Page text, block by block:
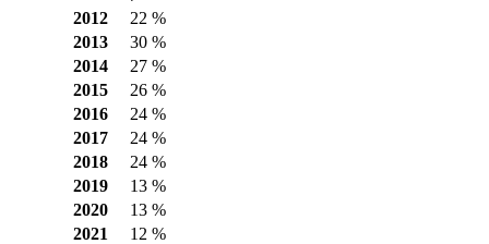
2012
22 %
2013
30 %
2014
27 %
2015
26 %
2016
24 %
2017
24 %
2018
24 %
2019
13 %
2020
13 %
2021
12 %